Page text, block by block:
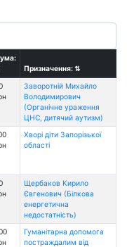
Призначення:⇅
Заворотній Михайло
Володимирович
(Органічне ураження
ЦНС, дитячий аутизм)
Хворі діти Запорізької
області
Щербаков Кирило
Євгенович (Білкова
енергетична
недостатність)
Гуманітарна допомога
постраждалим від